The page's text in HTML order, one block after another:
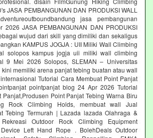
JASA PEMBANGUNAN DAN PRODUKSI WALL
jasa pembangunan
2026 JASA PEMBANGUNAN DAN PRODUKSI
wujud dari skill yang dimiliki dan sekaligus
KAMPUS JOGJA : UII Miliki Wall Climbing
solopos kampus jogja uii miliki wall climbing
9 Mei 2026 Solopos, SLEMAN – Universitas
kini memiliki arena panjat tebing buatan atau wall
Tutorial Cara Membuat Point Panjat
pointpanjat blog 24 Apr 2026 Tutorial
Point Panjat Tebing Warna Biru
Rock Climbing Holds, membuat wall Jual
Tebing Termurah | Lazada lazada Olahraga &
Outdoor Rock Climbing Equipment
Left Hand Rope . BolehDeals Outdoor